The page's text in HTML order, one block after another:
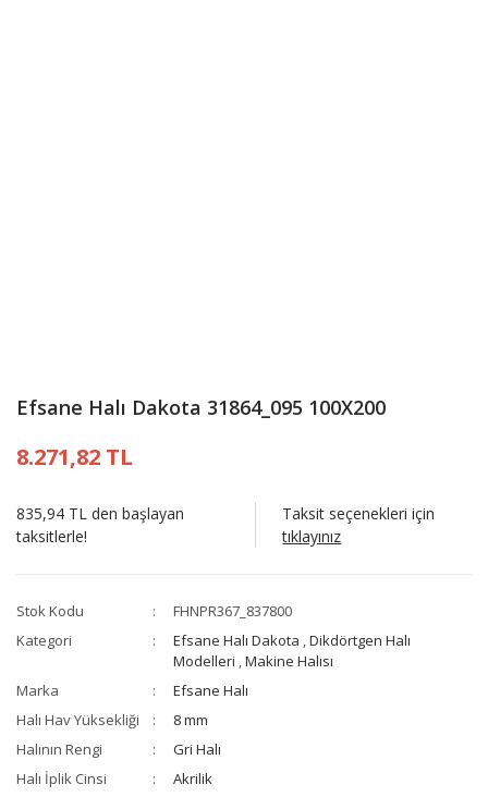
Efsane Halı Dakota 31864_095 100X200
8.271,82 TL
835,94 TL den başlayan
taksitlerle!
Taksit seçenekleri için
tıklayınız
Stok Kodu
FHNPR367_837800
Kategori
Efsane Halı Dakota ,Dikdörtgen Halı
Modelleri ,Makine Halısı
Marka
Efsane Halı
Halı Hav Yüksekliği
8 mm
Halının Rengi
Gri Halı
Halı İplik Cinsi
Akrilik